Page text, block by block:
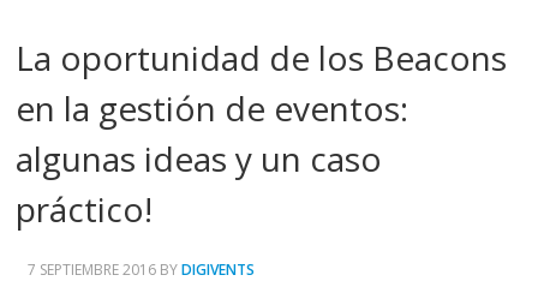
La oportunidad de los Beacons
en la gestión de eventos:
algunas ideas y un caso
práctico!
7 SEPTIEMBRE 2016 BYDIGIVENTS